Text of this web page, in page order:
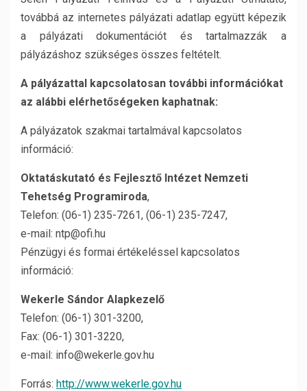
továbbá az internetes pályázati adatlap együtt képezik
a pályázati dokumentációt és tartalmazzák a
pályázáshoz szükséges összes feltételt.
A pályázattal kapcsolatosan további információkat
az alábbi elérhetőségeken kaphatnak:
A pályázatok szakmai tartalmával kapcsolatos
információ:
Oktatáskutató és Fejlesztő Intézet Nemzeti
Tehetség Programiroda,
Telefon: (06-1) 235-7261, (06-1) 235-7247,
e-mail: ntp@ofi.hu
Pénzügyi és formai értékeléssel kapcsolatos
információ:
Wekerle Sándor Alapkezelő
Telefon: (06-1) 301-3200,
Fax: (06-1) 301-3220,
e-mail: info@wekerle.gov.hu
Forrás: http://www.wekerle.gov.hu